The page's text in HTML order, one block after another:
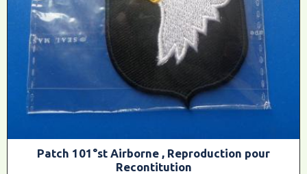
Patch 101°st Airborne , Reproduction pour
Recontitution